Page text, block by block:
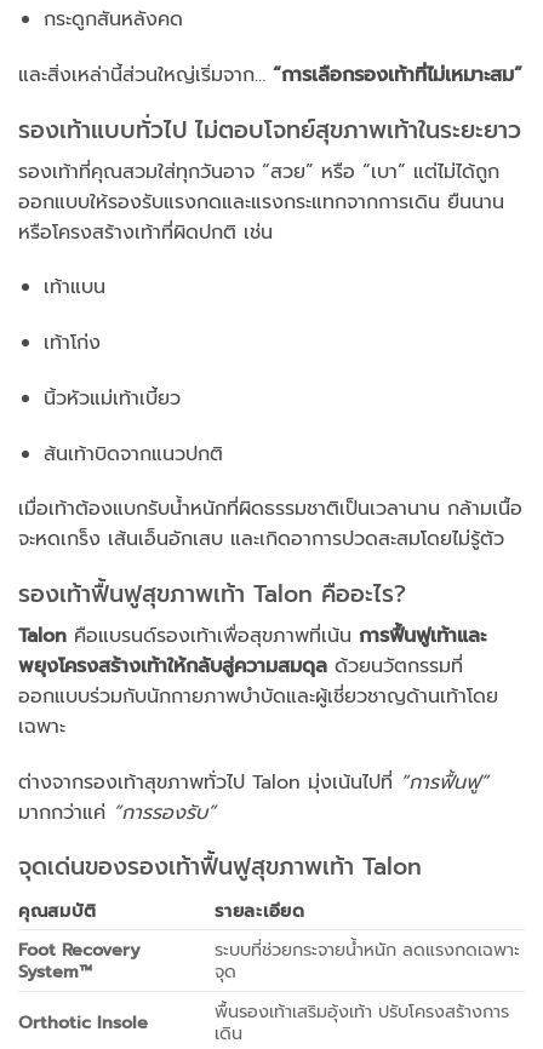
กระดูกสันหลังคด
และสิ่งเหล่านี้ส่วนใหญ่เริ่มจาก… “การเลือกรองเท้าที่ไม่เหมาะสม”
รองเท้าแบบทั่วไป ไม่ตอบโจทย์สุขภาพเท้าในระยะยาว
รองเท้าที่คุณสวมใส่ทุกวันอาจ “สวย” หรือ “เบา” แต่ไม่ได้ถูก
ออกแบบให้รองรับแรงกดและแรงกระแทกจากการเดิน ยืนนาน
หรือโครงสร้างเท้าที่ผิดปกติ เช่น
เท้าแบน
เท้าโก่ง
นิ้วหัวแม่เท้าเบี้ยว
ส้นเท้าบิดจากแนวปกติ
เมื่อเท้าต้องแบกรับน้ำหนักที่ผิดธรรมชาติเป็นเวลานาน กล้ามเนื้อ
จะหดเกร็ง เส้นเอ็นอักเสบ และเกิดอาการปวดสะสมโดยไม่รู้ตัว
รองเท้าฟื้นฟูสุขภาพเท้า Talon คืออะไร?
Talon คือแบรนด์รองเท้าเพื่อสุขภาพที่เน้น การฟื้นฟูเท้าและ
พยุงโครงสร้างเท้าให้กลับสู่ความสมดุล ด้วยนวัตกรรมที่
ออกแบบร่วมกับนักกายภาพบำบัดและผู้เชี่ยวชาญด้านเท้าโดย
เฉพาะ
ต่างจากรองเท้าสุขภาพทั่วไป Talon มุ่งเน้นไปที่ “การฟื้นฟู”
มากกว่าแค่ “การรองรับ”
จุดเด่นของรองเท้าฟื้นฟูสุขภาพเท้า Talon
คุณสมบัติ
รายละเอียด
Foot Recovery
System™
ระบบที่ช่วยกระจายน้ำหนัก ลดแรงกดเฉพาะ
จุด
Orthotic Insole
พื้นรองเท้าเสริมอุ้งเท้า ปรับโครงสร้างการ
เดิน